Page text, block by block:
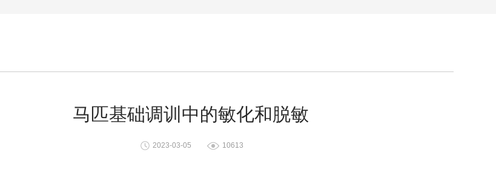
马匹基础调训中的敏化和脱敏
2023-03-05 10613